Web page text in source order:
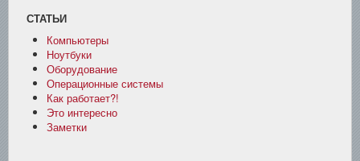
СТАТЬИ
Компьютеры
Ноутбуки
Оборудование
Операционные системы
Как работает?!
Это интересно
Заметки